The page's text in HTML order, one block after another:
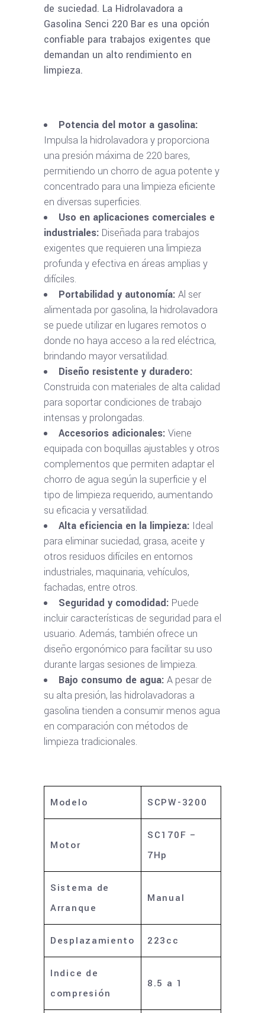
de suciedad. La Hidrolavadora a
Gasolina Senci 220 Bar es una opción
confiable para trabajos exigentes que
demandan un alto rendimiento en
limpieza.
Potencia del motor a gasolina:
Impulsa la hidrolavadora y proporciona
una presión máxima de 220 bares,
permitiendo un chorro de agua potente y
concentrado para una limpieza eficiente
en diversas superficies.
Uso en aplicaciones comerciales e
industriales: Diseñada para trabajos
exigentes que requieren una limpieza
profunda y efectiva en áreas amplias y
difíciles.
Portabilidad y autonomía: Al ser
alimentada por gasolina, la hidrolavadora
se puede utilizar en lugares remotos o
donde no haya acceso a la red eléctrica,
brindando mayor versatilidad.
Diseño resistente y duradero:
Construida con materiales de alta calidad
para soportar condiciones de trabajo
intensas y prolongadas.
Accesorios adicionales: Viene
equipada con boquillas ajustables y otros
complementos que permiten adaptar el
chorro de agua según la superficie y el
tipo de limpieza requerido, aumentando
su eficacia y versatilidad.
Alta eficiencia en la limpieza: Ideal
para eliminar suciedad, grasa, aceite y
otros residuos difíciles en entornos
industriales, maquinaria, vehículos,
fachadas, entre otros.
Seguridad y comodidad: Puede
incluir características de seguridad para el
usuario. Además, también ofrece un
diseño ergonómico para facilitar su uso
durante largas sesiones de limpieza.
Bajo consumo de agua: A pesar de
su alta presión, las hidrolavadoras a
gasolina tienden a consumir menos agua
en comparación con métodos de
limpieza tradicionales.
Modelo SCPW-3200
Motor
SC170F –
7Hp
Sistema de
Arranque
Manual
Desplazamiento 223cc
Indice de
compresión
8.5 a 1